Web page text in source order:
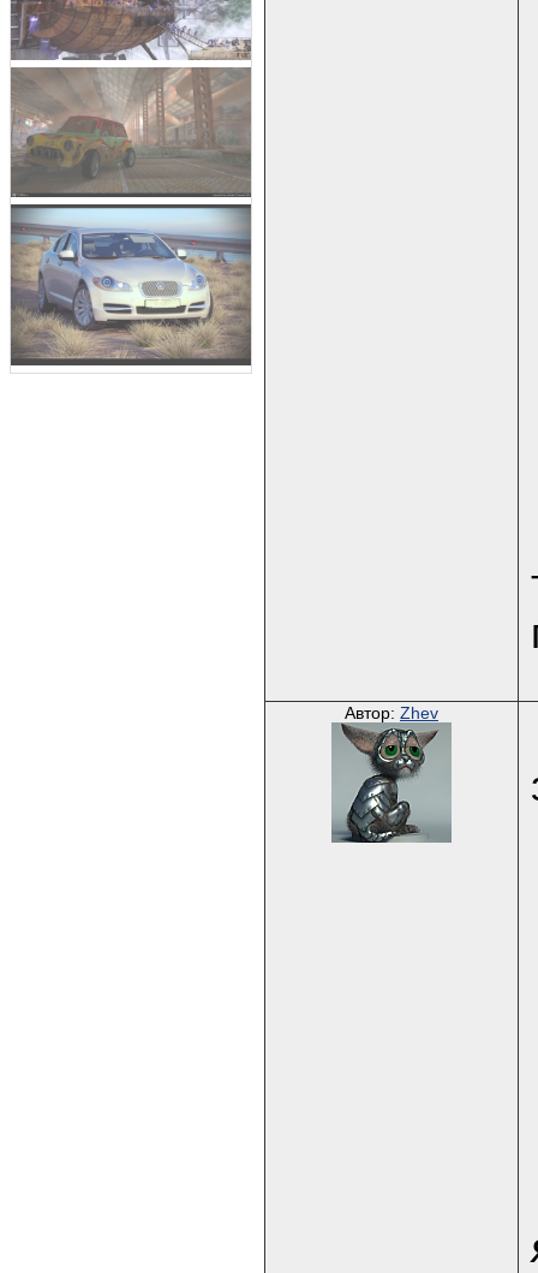
Автор: Zhev